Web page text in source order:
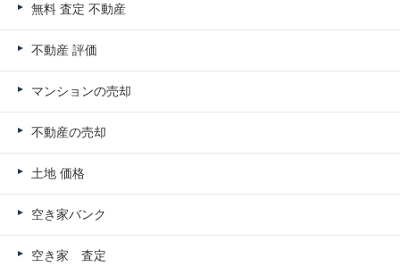
無料 査定 不動産
不動産 評価
マンションの売却
不動産の売却
土地 価格
空き家バンク
空き家 査定